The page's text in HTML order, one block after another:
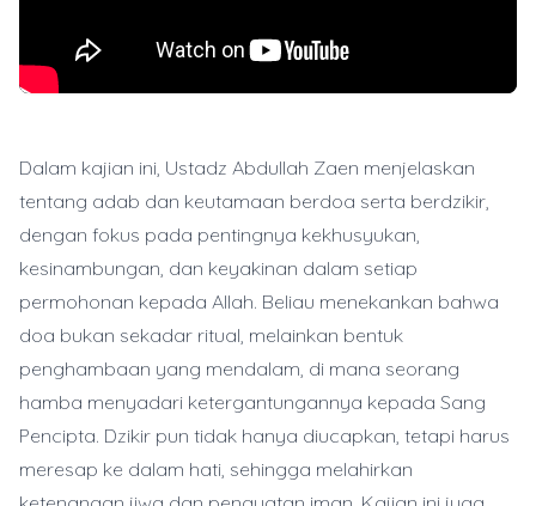
Dalam kajian ini, Ustadz Abdullah Zaen menjelaskan
tentang adab dan keutamaan berdoa serta berdzikir,
dengan fokus pada pentingnya kekhusyukan,
kesinambungan, dan keyakinan dalam setiap
permohonan kepada Allah. Beliau menekankan bahwa
doa bukan sekadar ritual, melainkan bentuk
penghambaan yang mendalam, di mana seorang
hamba menyadari ketergantungannya kepada Sang
Pencipta. Dzikir pun tidak hanya diucapkan, tetapi harus
meresap ke dalam hati, sehingga melahirkan